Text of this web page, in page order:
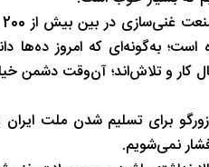
است؛‌ به‌گونه‌ای که امروز ده‌ها
و تلاش‌اند؛ آن‌وقت دشمن خیال
برای تسلیم شدن ملت
نمی‌شویم.